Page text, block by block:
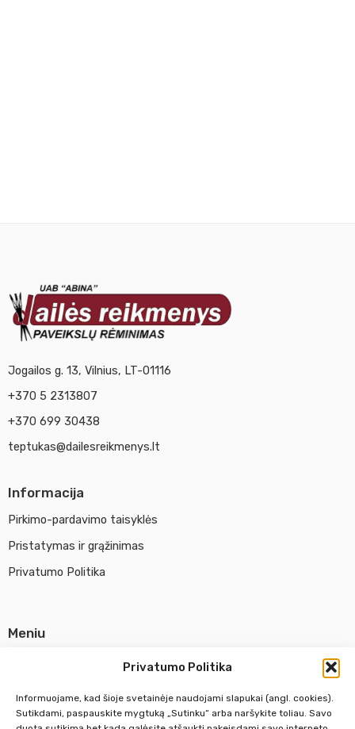
Privatumo Politika
Informuojame, kad šioje svetainėje naudojami slapukai (angl. cookies).
Sutikdami, paspauskite mygtuką „Sutinku“ arba naršykite toliau. Savo
Jogailos g. 13, Vilnius, LT-01116
+370 5 2313807
+370 699 30438
teptukas@dailesreikmenys.lt
Informacija
Pirkimo-pardavimo taisyklės
Pristatymas ir grąžinimas
Privatumo Politika
Meniu
Susisiekti su mumis